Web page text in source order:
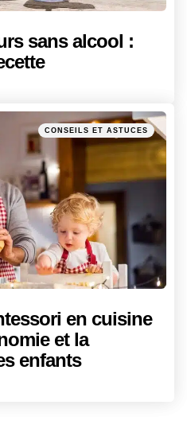
sans alcool :
Posted
in
CONSEILS ET ASTUCES
en cuisine
et la
enfants